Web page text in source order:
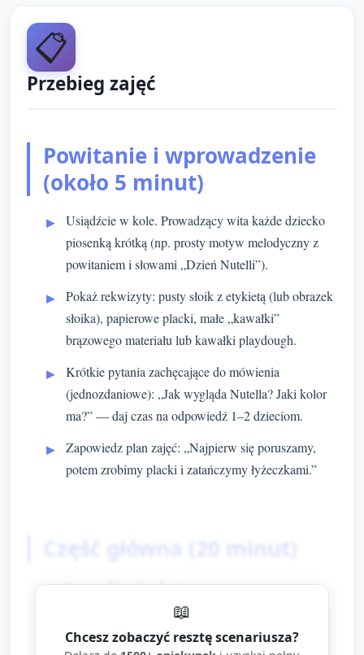
📋
Przebieg zajęć
Powitanie i wprowadzenie
(około 5 minut)
Usiądźcie w kole. Prowadzący wita każde dziecko
piosenką krótką (np. prosty motyw melodyczny z
powitaniem i słowami „Dzień Nutelli”).
Pokaż rekwizyty: pusty słoik z etykietą (lub obrazek
słoika), papierowe placki, małe „kawałki”
brązowego materiału lub kawałki playdough.
Krótkie pytania zachęcające do mówienia
(jednozdaniowe): „Jak wygląda Nutella? Jaki kolor
ma?” — daj czas na odpowiedź 1–2 dzieciom.
Zapowiedz plan zajęć: „Najpierw się poruszamy,
potem zrobimy placki i zatańczymy łyżeczkami.”
Część główna (20 minut)
Pociąg Nutelli (3 min)
Dzieci ustawiają się za prowadzącym,
📖
Chcesz zobaczyć resztę scenariusza?